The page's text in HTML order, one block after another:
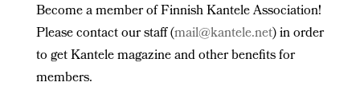
Become a member of Finnish Kantele Association!
Please contact our staff (mail@kantele.net) in order
to get Kantele magazine and other benefits for
members.